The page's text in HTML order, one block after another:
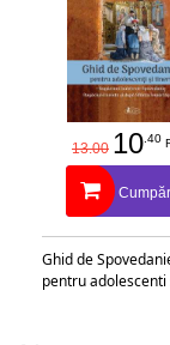
13.00 10.40
Ghid de
pentru